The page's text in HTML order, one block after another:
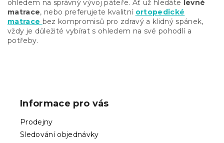
ohledem na správný vývoj páteře. Ať už hledáte levné
matrace, nebo preferujete kvalitní ortopedické
matrace bez kompromisů pro zdravý a klidný spánek,
vždy je důležité vybírat s ohledem na své pohodlí a
potřeby.
Informace pro vás
Prodejny
Sledování objednávky